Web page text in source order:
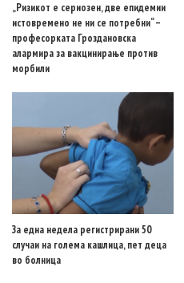
„Ризикот е сериозен, две епидемии
истовремено не ни се потребни“ –
професорката Гроздановска
алармира за вакцинирање против
морбили
За една недела регистрирани 50
случаи на голема кашлица, пет деца
во болница